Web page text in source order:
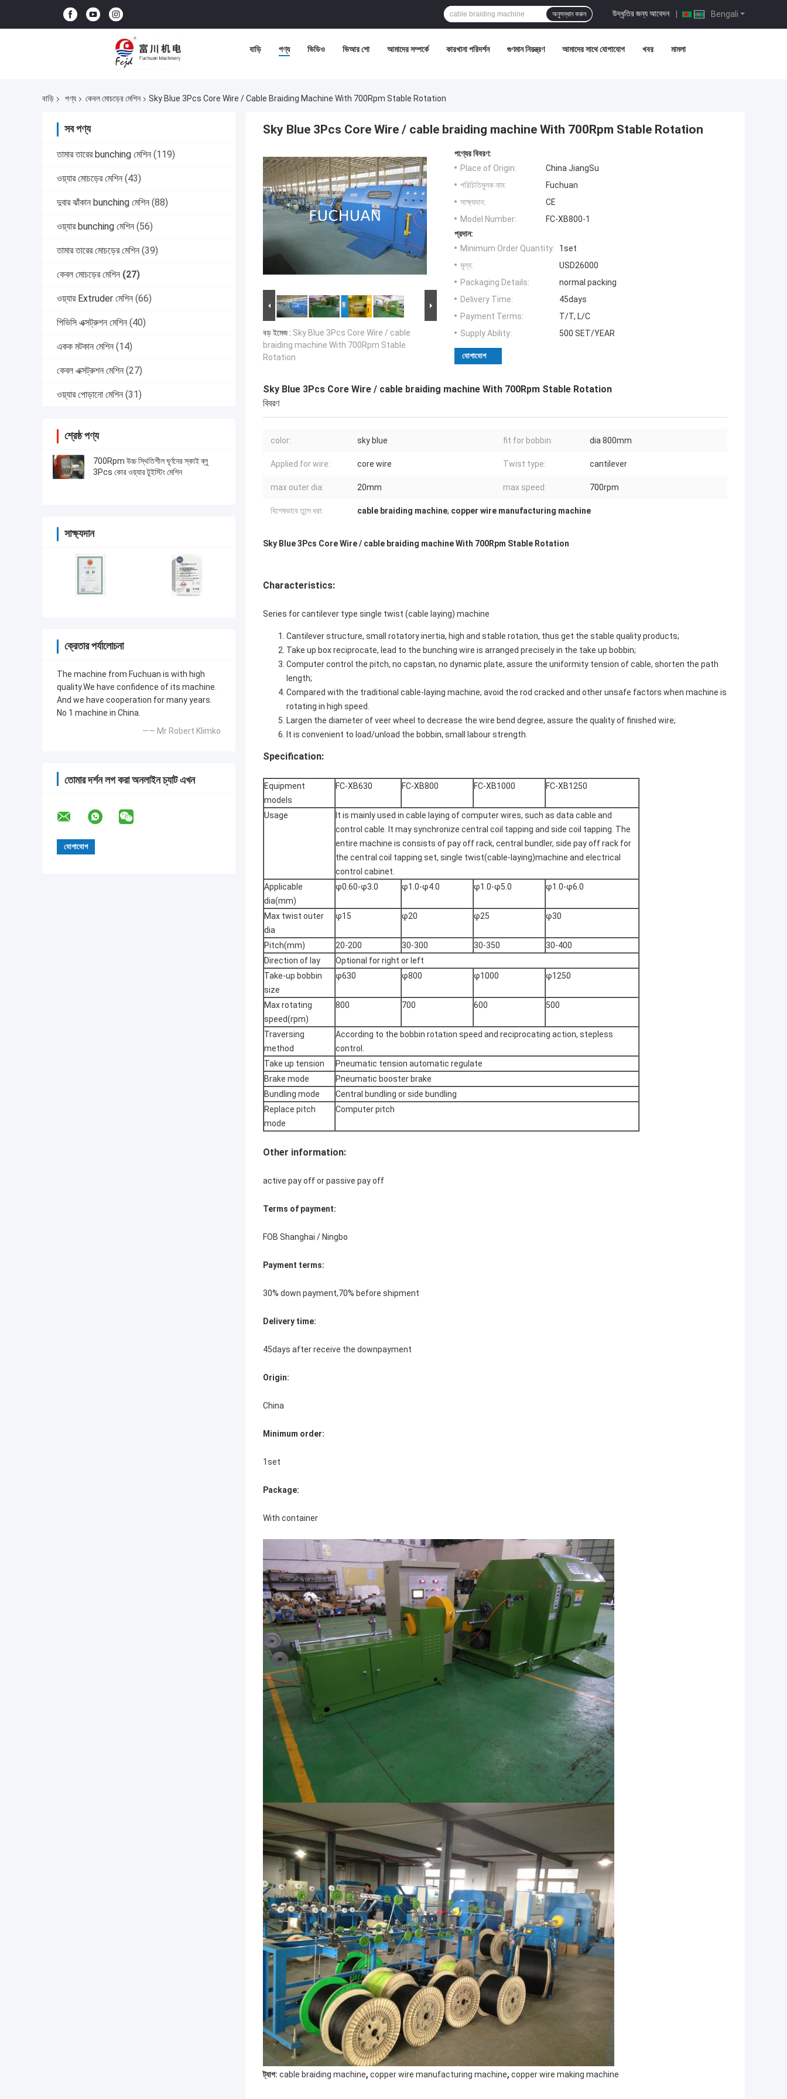
Bengali
উদ্ধৃতির জন্য আবেদন |
অনুসন্ধান করুন
বাড়ি পণ্য ভিডিও ভিআর শো আমাদের সম্পর্কে কারখানা পরিদর্শন গুণমান নিয়ন্ত্রণ আমাদের সাথে যোগাযোগ খবর মামলা
বাড়ি পণ্য কেবল মোচড়ের মেশিন Sky Blue 3Pcs Core Wire / Cable Braiding Machine With 700Rpm Stable Rotation
সব পণ্য
তামার তারের bunching মেশিন (119)
ওয়্যার মোচড়ের মেশিন (43)
দুবার ঝাঁকান bunching মেশিন (88)
ওয়্যার bunching মেশিন (56)
তামার তারের মোচড়ের মেশিন (39)
কেবল মোচড়ের মেশিন (27)
ওয়্যার Extruder মেশিন (66)
পিভিসি এক্সট্রুশন মেশিন (40)
একক মটকান মেশিন (14)
কেবল এক্সট্রুশন মেশিন (27)
ওয়্যার পোড়ানো মেশিন (31)
শ্রেষ্ঠ পণ্য
700Rpm উচ্চ স্থিতিশীল ঘূর্ণনের স্কাই ব্লু
3Pcs কোর ওয়্যার টুইস্টিং মেশিন
সাক্ষ্যদান
ক্রেতার পর্যালোচনা
The machine from Fuchuan is with high
quality.We have confidence of its machine.
And we have cooperation for many years.
No 1 machine in China.
—— Mr Robert Klimko
তোমার দর্শন লগ করা অনলাইন চ্যাট এখন
Sky Blue 3Pcs Core Wire / cable braiding machine With 700Rpm Stable Rotation
বড় ইমেজ : Sky Blue 3Pcs Core Wire / cable
braiding machine With 700Rpm Stable
Rotation
পণ্যের বিবরণ:
Place of Origin:
China JiangSu
পরিচিতিমুলক নাম:
Fuchuan
সাক্ষ্যদান:
CE
Model Number:
FC-XB800-1
প্রদান:
Minimum Order Quantity:
1set
মূল্য:
USD26000
Packaging Details:
normal packing
Delivery Time:
45days
Payment Terms:
T/T, L/C
Supply Ability:
500 SET/YEAR
যোগাযোগ
Sky Blue 3Pcs Core Wire / cable braiding machine With 700Rpm Stable Rotation
বিবরণ
color: sky blue fit for bobbin: dia 800mm
Applied for wire: core wire Twist type: cantilever
max outer dia: 20mm max speed: 700rpm
বিশেষভাবে তুলে ধরা: cable braiding machine, copper wire manufacturing machine
Sky Blue 3Pcs Core Wire / cable braiding machine With 700Rpm Stable Rotation
Characteristics:
Series for cantilever type single twist (cable laying) machine
Cantilever structure, small rotatory inertia, high and stable rotation, thus get the stable quality products;
Take up box reciprocate, lead to the bunching wire is arranged precisely in the take up bobbin;
Computer control the pitch, no capstan, no dynamic plate, assure the uniformity tension of cable, shorten the path
length;
Compared with the traditional cable-laying machine, avoid the rod cracked and other unsafe factors when machine is
rotating in high speed.
Largen the diameter of veer wheel to decrease the wire bend degree, assure the quality of finished wire;
It is convenient to load/unload the bobbin, small labour strength.
Specification:
Equipment
models
FC-XB630 FC-XB800 FC-XB1000 FC-XB1250
Usage
It is mainly used in cable laying of computer wires, such as data cable and
control cable. It may synchronize central coil tapping and side coil tapping. The
entire machine is consists of pay off rack, central bundler, side pay off rack for
the central coil tapping set, single twist(cable-laying)machine and electrical
control cabinet.
Applicable
dia(mm)
φ0.60-φ3.0 φ1.0-φ4.0 φ1.0-φ5.0 φ1.0-φ6.0
Max twist outer
dia
φ15 φ20 φ25 φ30
Pitch(mm) 20-200 30-300 30-350
30-400
Direction of lay
Optional for right or left
Take-up bobbin
size
φ630 φ800 φ1000 φ1250
Max rotating
speed(rpm)
800 700 600 500
Traversing
method
According to the bobbin rotation speed and reciprocating action, stepless
control.
Take up tension
Pneumatic tension automatic regulate
Brake mode
Pneumatic booster brake
Bundling mode
Central bundling or side bundling
Replace pitch
mode
Computer pitch
Other information:
active pay off or passive pay off
Terms of payment:
FOB Shanghai / Ningbo
Payment terms:
30% down payment,70% before shipment
Delivery time:
45days after receive the downpayment
Origin:
China
Minimum order:
1set
Package:
With container
ট্যাগ: cable braiding machine, copper wire manufacturing machine, copper wire making machine